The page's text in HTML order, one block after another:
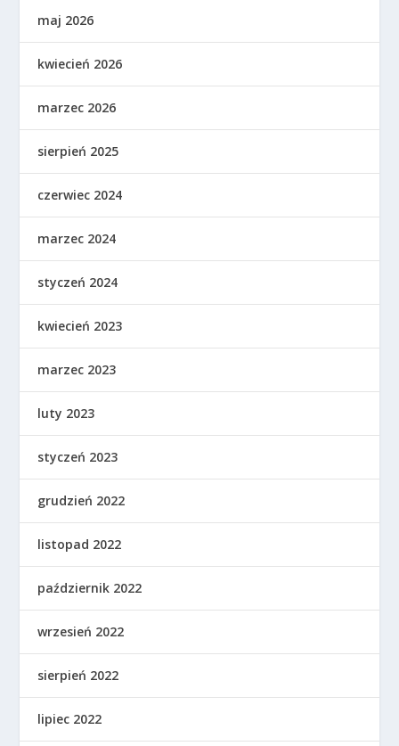
maj 2026
kwiecień 2026
marzec 2026
sierpień 2025
czerwiec 2024
marzec 2024
styczeń 2024
kwiecień 2023
marzec 2023
luty 2023
styczeń 2023
grudzień 2022
listopad 2022
październik 2022
wrzesień 2022
sierpień 2022
lipiec 2022